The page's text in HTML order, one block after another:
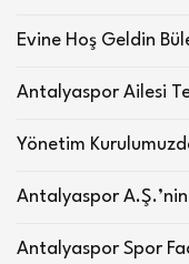
Evine Hoş Geldin
Antalyaspor Ailesi
Yönetim
Antalyaspor
Antalyaspor Spor